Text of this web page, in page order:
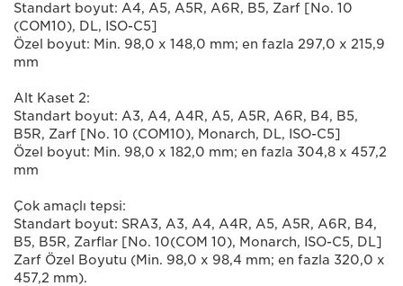
Standart boyut: A4, A5, A5R, A6R, B5, Zarf [No. 10
(COM10), DL, ISO-C5]
Özel boyut: Min. 98,0 x 148,0 mm; en fazla 297,0 x 215,9
mm
Alt Kaset 2:
Standart boyut: A3, A4, A4R, A5, A5R, A6R, B4, B5,
B5R, Zarf [No. 10 (COM10), Monarch, DL, ISO-C5]
Özel boyut: Min. 98,0 x 182,0 mm; en fazla 304,8 x 457,2
mm
Çok amaçlı tepsi:
Standart boyut: SRA3, A3, A4, A4R, A5, A5R, A6R, B4,
B5, B5R, Zarflar [No. 10(COM 10), Monarch, ISO-C5, DL]
Zarf Özel Boyutu (Min. 98,0 x 98,4 mm; en fazla 320,0 x
457,2 mm).